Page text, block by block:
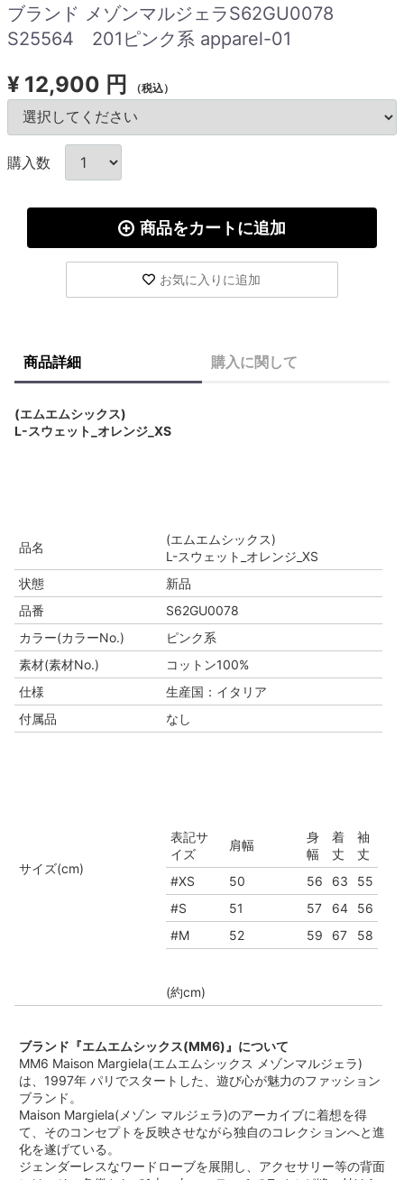
ブランド メゾンマルジェラS62GU0078
S25564 201ピンク系 apparel-01
¥ 12,900 円 （税込）
購入数
商品をカートに追加
お気に入りに追加
商品詳細 購入に関して
(エムエムシックス)
L-スウェット_オレンジ_XS
品名
(エムエムシックス)
L-スウェット_オレンジ_XS
状態
新品
品番
S62GU0078
カラー(カラーNo.)
ピンク系
素材(素材No.)
コットン100%
仕様
生産国：イタリア
付属品
なし
サイズ(cm)
表記サ
イズ
肩幅
身
幅
着
丈
袖
丈
#XS
50 56 63
55
#S
51 57 64
56
#M
52 59 67 58
(約cm)
ブランド『エムエムシックス(MM6)』について
MM6 Maison Margiela(エムエムシックス メゾンマルジェラ)
は、1997年 パリでスタートした、遊び心が魅力のファッション
ブランド。
Maison Margiela(メゾン マルジェラ)のアーカイブに着想を得
て、そのコンセプトを反映させながら独自のコレクションへと進
化を遂げている。
ジェンダーレスなワードローブを展開し、アクセサリー等の背面